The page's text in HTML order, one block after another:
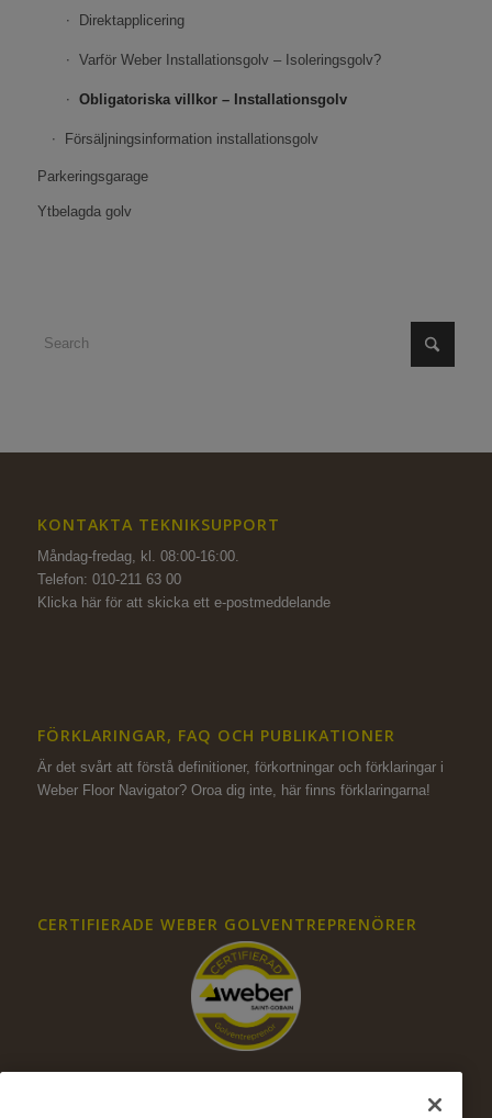
Direktapplicering
Varför Weber Installationsgolv – Isoleringsgolv?
Obligatoriska villkor – Installationsgolv
Försäljningsinformation installationsgolv
Parkeringsgarage
Ytbelagda golv
KONTAKTA TEKNIKSUPPORT
Måndag-fredag, kl. 08:00-16:00.
Telefon: 010-211 63 00
Klicka här för att skicka ett e-postmeddelande
FÖRKLARINGAR, FAQ OCH PUBLIKATIONER
Är det svårt att förstå definitioner, förkortningar och förklaringar i
Weber Floor Navigator? Oroa dig inte, här finns förklaringarna!
CERTIFIERADE WEBER GOLVENTREPRENÖRER